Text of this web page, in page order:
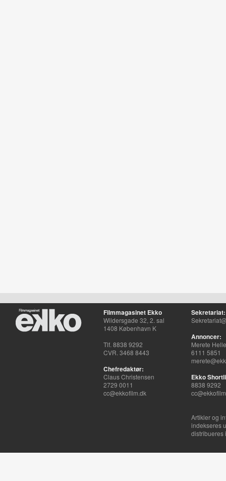
Filmmagasinet Ekko
Wildersgade 32, 2. sal
1408 København K
Tlf. 8838 9292
CVR. 3468 8443
Chefredaktør:
Claus Christensen
2729 0011
cc@ekkofilm.dk
Sekretariat:
Annoncer:
Merete
6111 5851
Ekko
8838 9292
Artikler og
indekseres
distribueres